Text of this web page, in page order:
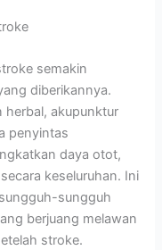
semakin
diberikannya.
herbal, akupunktur
penyintas
daya otot,
keseluruhan. Ini
sungguh
berjuang melawan
stroke.